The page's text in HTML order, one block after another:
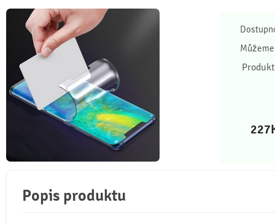
227
Popis produktu